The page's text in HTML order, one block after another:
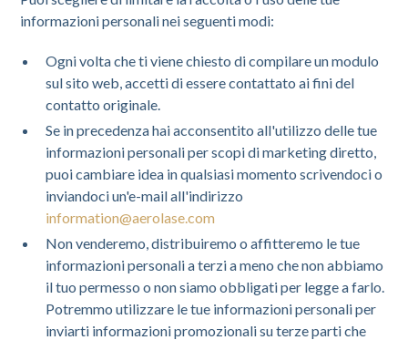
informazioni personali nei seguenti modi:
Ogni volta che ti viene chiesto di compilare un modulo
sul sito web, accetti di essere contattato ai fini del
contatto originale.
Se in precedenza hai acconsentito all'utilizzo delle tue
informazioni personali per scopi di marketing diretto,
puoi cambiare idea in qualsiasi momento scrivendoci o
inviandoci un'e-mail all'indirizzo
information@aerolase.com
Non venderemo, distribuiremo o affitteremo le tue
informazioni personali a terzi a meno che non abbiamo
il tuo permesso o non siamo obbligati per legge a farlo.
Potremmo utilizzare le tue informazioni personali per
inviarti informazioni promozionali su terze parti che